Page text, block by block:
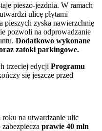
pieszo-jezdnia. W ramach
ulicę płytami
pieszych zyska nawierzchnię
pozwoli na odprowadzanie
Dodatkowo wykonane
zatoki parkingowe.
trzeciej edycji Programu
się jeszcze przed
na utwardzanie ulic
prawie 40 mln